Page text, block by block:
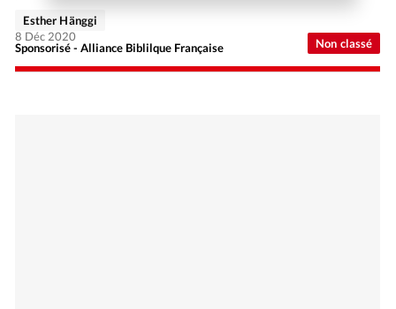
Non classé
Sponsorisé - Alliance Biblilque Française
Esther Hänggi
8 Déc 2020